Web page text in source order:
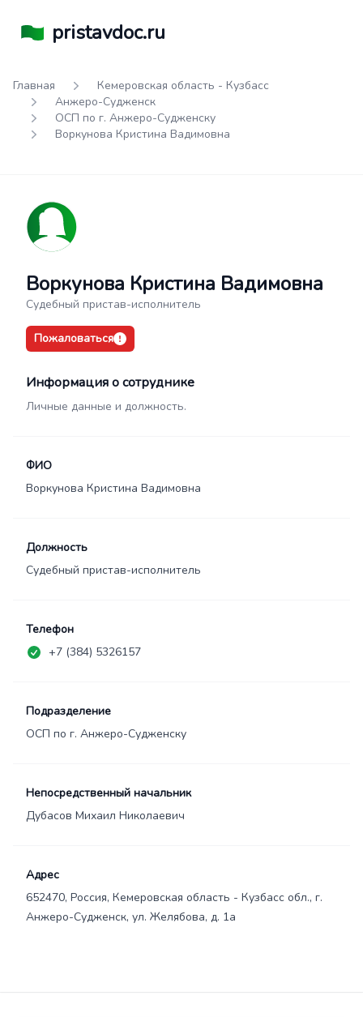
pristavdoc.ru
Главная
Кемеровская область - Кузбасс
Анжеро-Судженск
ОСП по г. Анжеро-Судженску
Воркунова Кристина Вадимовна
Воркунова Кристина Вадимовна
Судебный пристав-исполнитель
Пожаловаться
Информация о сотруднике
Личные данные и должность.
ФИО
Воркунова Кристина Вадимовна
Должность
Судебный пристав-исполнитель
Телефон
+7 (384) 5326157
Подразделение
ОСП по г. Анжеро-Судженску
Непосредственный начальник
Дубасов Михаил Николаевич
Адрес
652470, Россия, Кемеровская область - Кузбасс обл., г.
Анжеро-Судженск, ул. Желябова, д. 1а